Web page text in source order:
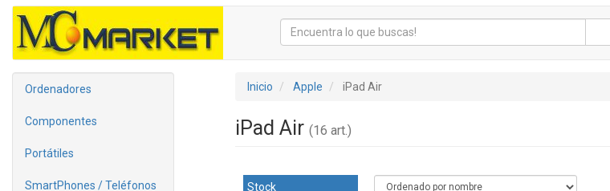
Ordenadores
Componentes
Portátiles
SmartPhones / Teléfonos
Inicio Apple iPad Air
iPad Air (16 art.)
Stock